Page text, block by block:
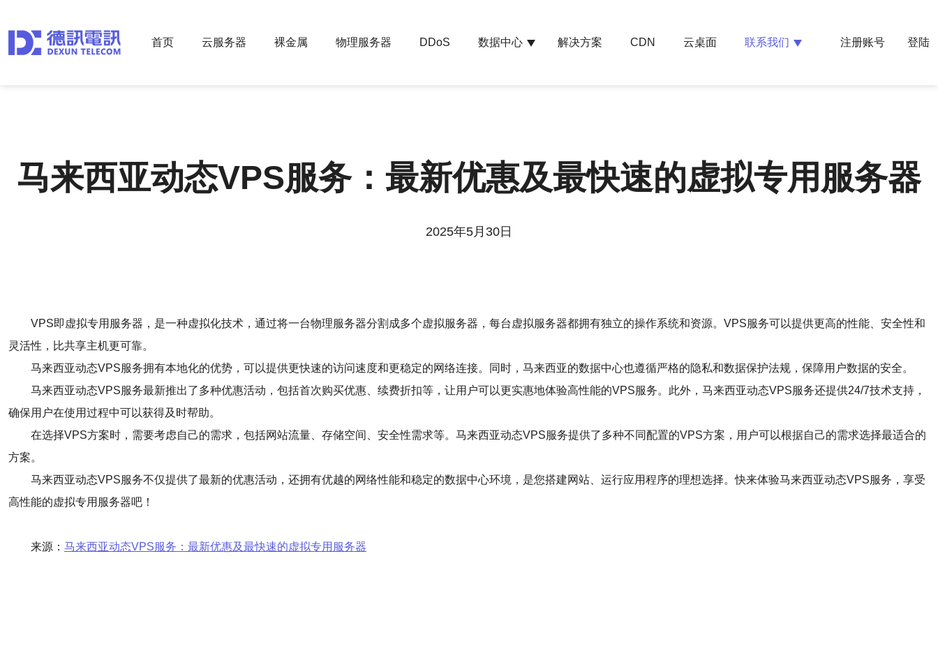
首页 云服务器 裸金属 物理服务器 DDoS 数据中心 解决方案 CDN 云桌面 联系我们 注册账号 登陆
马来西亚动态VPS服务：最新优惠及最快速的虚拟专用服务器
2025年5月30日
VPS即虚拟专用服务器，是一种虚拟化技术，通过将一台物理服务器分割成多个虚拟服务器，每台虚拟服务器都拥有独立的操作系统和资源。VPS服务可以提供更高的性能、安全性和
灵活性，比共享主机更可靠。
马来西亚动态VPS服务拥有本地化的优势，可以提供更快速的访问速度和更稳定的网络连接。同时，马来西亚的数据中心也遵循严格的隐私和数据保护法规，保障用户数据的安全。
马来西亚动态VPS服务最新推出了多种优惠活动，包括首次购买优惠、续费折扣等，让用户可以更实惠地体验高性能的VPS服务。此外，马来西亚动态VPS服务还提供24/7技术支持，
确保用户在使用过程中可以获得及时帮助。
在选择VPS方案时，需要考虑自己的需求，包括网站流量、存储空间、安全性需求等。马来西亚动态VPS服务提供了多种不同配置的VPS方案，用户可以根据自己的需求选择最适合的
方案。
马来西亚动态VPS服务不仅提供了最新的优惠活动，还拥有优越的网络性能和稳定的数据中心环境，是您搭建网站、运行应用程序的理想选择。快来体验马来西亚动态VPS服务，享受
高性能的虚拟专用服务器吧！
来源： 马来西亚动态VPS服务：最新优惠及最快速的虚拟专用服务器